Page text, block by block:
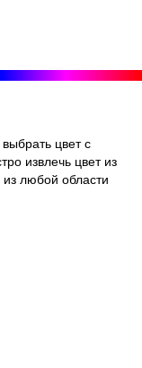
цвет с
извлечь цвет из
любой области